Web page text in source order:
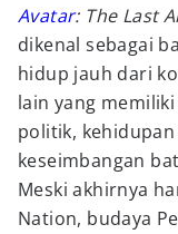
Avatar: The Last
dikenal sebagai
hidup jauh dari
lain yang
politik,
keseimbangan
Meski akhirnya
Nation, budaya